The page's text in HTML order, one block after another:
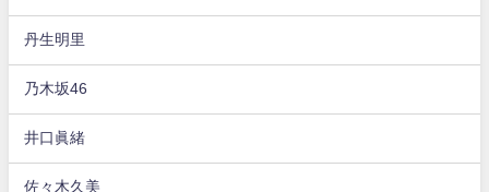
丹生明里
乃木坂46
井口眞緒
佐々木久美